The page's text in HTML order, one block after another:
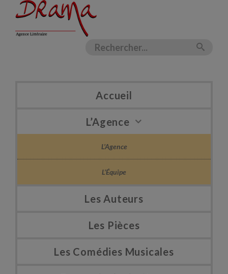
Accueil
L’Agence
L’Agence
L’Équipe
Les Auteurs
Les Pièces
Les Comédies Musicales